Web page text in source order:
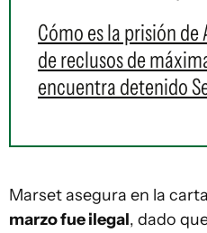
Cómo es la prisión
de reclusos de
encuentra detenido
Marset asegura en la
marzo fue ilegal, dado